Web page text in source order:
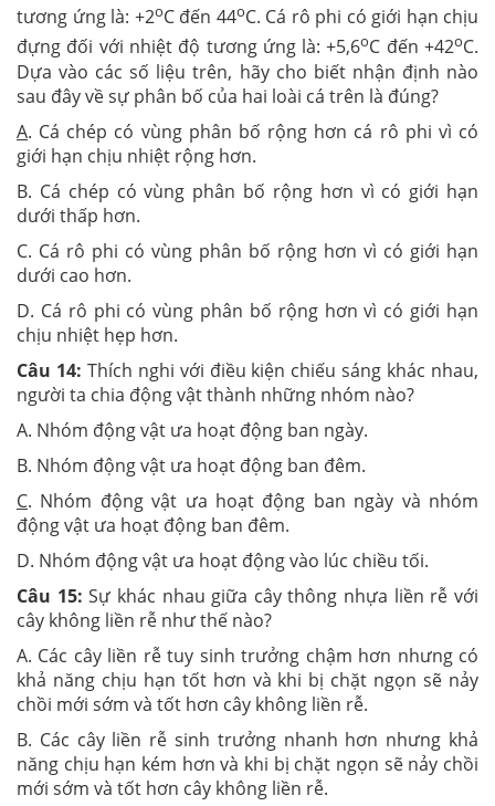
tương ứng là: +2oC đến 44oC. Cá rô phi có giới hạn chịu
đựng đối với nhiệt độ tương ứng là: +5,6oC đến +42oC.
Dựa vào các số liệu trên, hãy cho biết nhận định nào
sau đây về sự phân bố của hai loài cá trên là đúng?
A. Cá chép có vùng phân bố rộng hơn cá rô phi vì có
giới hạn chịu nhiệt rộng hơn.
B. Cá chép có vùng phân bố rộng hơn vì có giới hạn
dưới thấp hơn.
C. Cá rô phi có vùng phân bố rộng hơn vì có giới hạn
dưới cao hơn.
D. Cá rô phi có vùng phân bố rộng hơn vì có giới hạn
chịu nhiệt hẹp hơn.
Câu 14: Thích nghi với điều kiện chiếu sáng khác nhau,
người ta chia động vật thành những nhóm nào?
A. Nhóm động vật ưa hoạt động ban ngày.
B. Nhóm động vật ưa hoạt động ban đêm.
C. Nhóm động vật ưa hoạt động ban ngày và nhóm
động vật ưa hoạt động ban đêm.
D. Nhóm động vật ưa hoạt động vào lúc chiều tối.
Câu 15: Sự khác nhau giữa cây thông nhựa liền rễ với
cây không liền rễ như thế nào?
A. Các cây liền rễ tuy sinh trưởng chậm hơn nhưng có
khả năng chịu hạn tốt hơn và khi bị chặt ngọn sẽ nảy
chồi mới sớm và tốt hơn cây không liền rễ.
B. Các cây liền rễ sinh trưởng nhanh hơn nhưng khả
năng chịu hạn kém hơn và khi bị chặt ngọn sẽ nảy chồi
mới sớm và tốt hơn cây không liền rễ.